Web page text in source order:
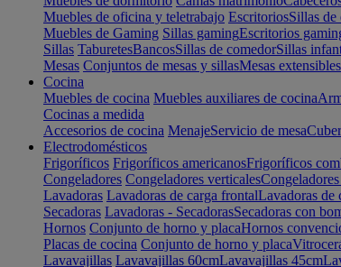
Muebles de oficina y teletrabajo EscritoriosSillas de
Muebles de Gaming Sillas gamingEscritorios
Sillas TaburetesBancosSillas de comedorSillas
Mesas Conjuntos de mesas y sillasMesas extensibles
Cocina
Muebles de cocina Muebles auxiliares de cocina
Cocinas a medida
Accesorios de cocina MenajeServicio de mesa
Electrodomésticos
Frigoríficos Frigoríficos americanosFrigoríficos
Congeladores Congeladores verticales
Lavadoras Lavadoras de carga frontalLavadoras de
Secadoras Lavadoras - SecadorasSecadoras con
Hornos Conjunto de horno y placaHornos
Placas de cocina Conjunto de horno y placa
Lavavajillas Lavavajillas 60cmLavavajillas 45cm